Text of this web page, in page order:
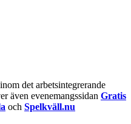
det arbetsintegrerande
även evenemangssidan Gratis
och Spelkväll.nu